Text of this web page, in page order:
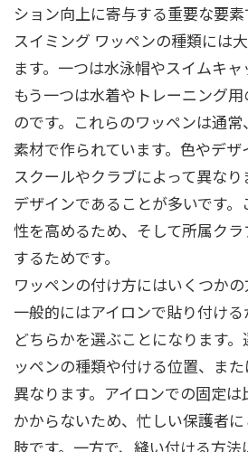
ション向上に寄与する重要な要素
スイミング ワッペンの種類には
ます。一つは水泳帽やスイムキャ
もう一つは水着やトレーニング
のです。これらのワッペンは通
素材で作られています。色やデ
スクールやクラブによって異な
デザインであることが多いです
性を高めるため、そして所属ク
するためです。
ワッペンの付け方にはいくつかの
一般的にはアイロンで貼り付け
どちらかを選ぶことになります
ッペンの種類や付ける位置、ま
異なります。アイロンでの固定
かからないため、忙しい保護者
肢です。一方で、縫い付ける方